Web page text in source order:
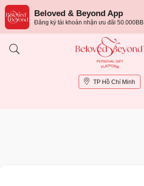
Beloved & Beyond App
Đăng ký tài khoản nhận ưu đãi 50.000BB
TP Hồ Chí Minh